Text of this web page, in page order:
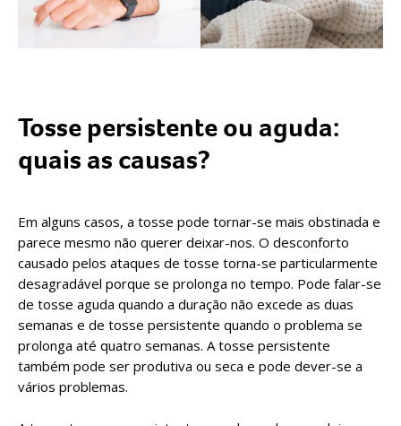
Tosse persistente ou aguda:
quais as causas?
Em alguns casos, a tosse pode tornar-se mais obstinada e
parece mesmo não querer deixar-nos. O desconforto
causado pelos ataques de tosse torna-se particularmente
desagradável porque se prolonga no tempo. Pode falar-se
de tosse aguda quando a duração não excede as duas
semanas e de tosse persistente quando o problema se
prolonga até quatro semanas. A tosse persistente
também pode ser produtiva ou seca e pode dever-se a
vários problemas.